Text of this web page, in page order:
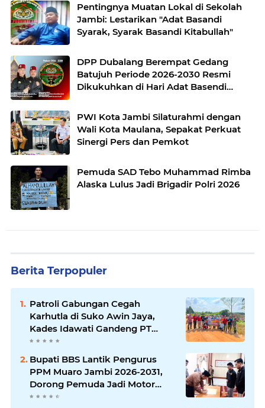
Pentingnya Muatan Lokal di Sekolah
Jambi: Lestarikan "Adat Basandi
Syarak, Syarak Basandi Kitabullah"
DPP Dubalang Berempat Gedang
Batujuh Periode 2026-2030 Resmi
Dikukuhkan di Hari Adat Basendi
PWI Kota Jambi Silaturahmi dengan
Wali Kota Maulana, Sepakat Perkuat
Sinergi Pers dan Pemkot
Pemuda SAD Tebo Muhammad Rimba
Alaska Lulus Jadi Brigadir Polri 2026
Berita Terpopuler
Patroli Gabungan Cegah
Karhutla di Suko Awin Jaya,
Kades Idawati Gandeng PT
BBB-S, TNI dan BPD
Bupati BBS Lantik Pengurus
PPM Muaro Jambi 2026-2031,
Dorong Pemuda Jadi Motor
Perubahan